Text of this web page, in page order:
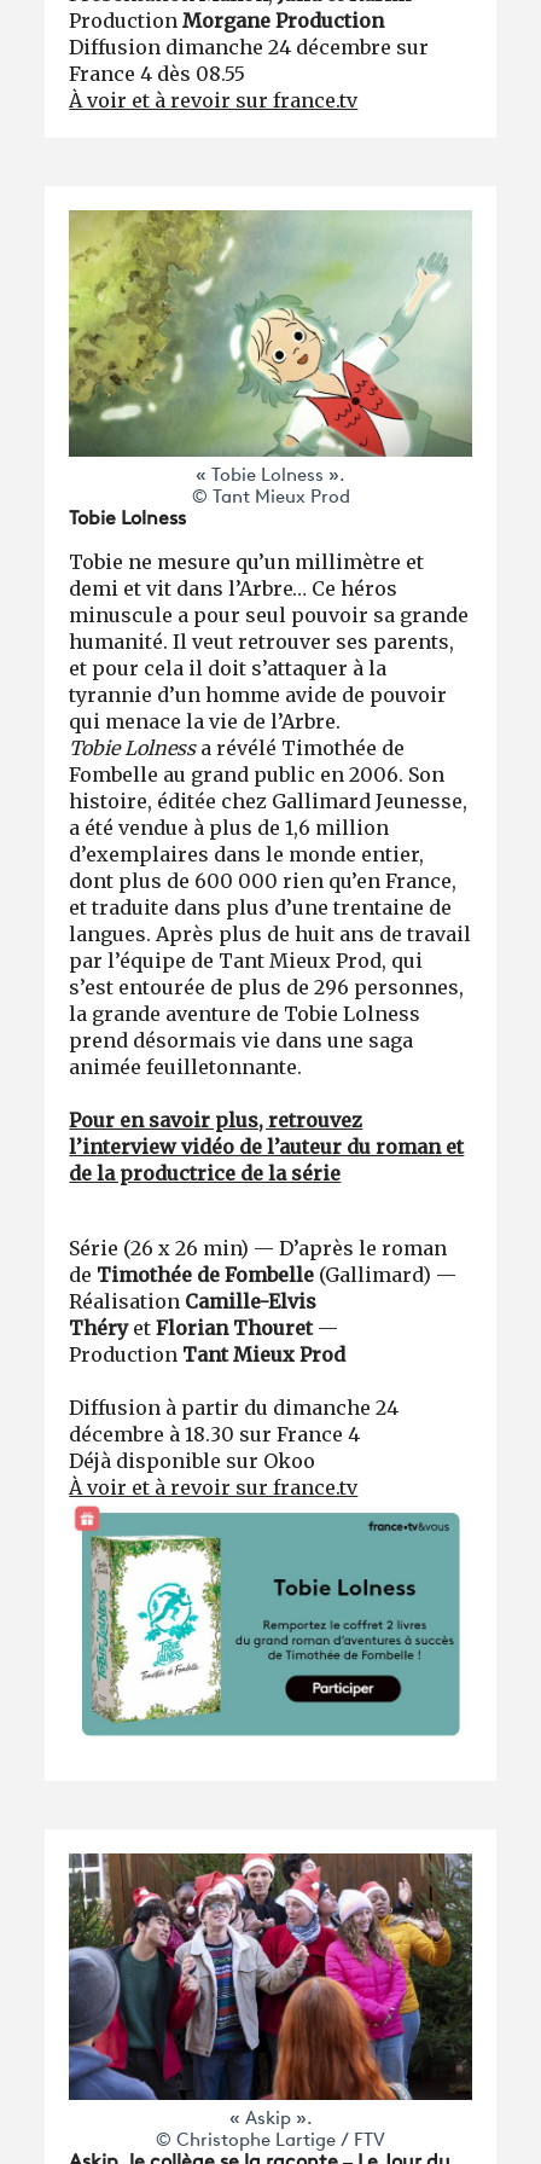
ProductionMorgane Production
Diffusion dimanche 24 décembre sur
France 4 dès 08.55
À voir et à revoir sur france.tv
« Tobie Lolness ».
© Tant Mieux Prod
Tobie Lolness
Tobie ne mesure qu’un millimètre et
demi et vit dans l’Arbre… Ce héros
minuscule a pour seul pouvoir sa grande
humanité. Il veut retrouver ses parents,
et pour cela il doit s’attaquer à la
tyrannie d’un homme avide de pouvoir
qui menace la vie de l’Arbre.
Tobie Lolnessa révélé Timothée de
Fombelle au grand public en 2006. Son
histoire, éditée chez Gallimard Jeunesse,
a été vendue à plus de 1,6 million
d’exemplaires dans le monde entier,
dont plus de 600 000 rien qu’en France,
et traduite dans plus d’une trentaine de
langues. Après plus de huit ans de travail
par l’équipe de Tant Mieux Prod, qui
s’est entourée de plus de 296 personnes,
la grande aventure de Tobie Lolness
prend désormais vie dans une saga
animée feuilletonnante.
Pour en savoir plus, retrouvez
l’interview vidéo de l’auteur du roman et
de la productrice de la série
Série (26 x 26 min) — D’après le roman
de Timothée de Fombelle (Gallimard) —
Réalisation Camille-Elvis
ThéryetFlorian Thouret—
Production Tant Mieux Prod
Diffusion à partir du dimanche 24
décembre à 18.30 sur France 4
Déjà disponible sur Okoo
À voir et à revoir sur france.tv
« Askip ».
© Christophe Lartige / FTV